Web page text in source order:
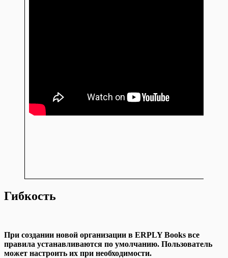
Гибкость
При создании новой организации в ERPLY Books все
правила устанавливаются по умолчанию. Пользователь
может настроить их при необходимости.